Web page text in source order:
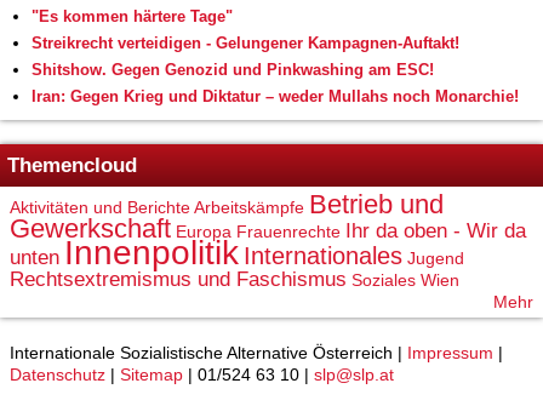
"Es kommen härtere Tage"
Streikrecht verteidigen - Gelungener Kampagnen-Auftakt!
Shitshow. Gegen Genozid und Pinkwashing am ESC!
Iran: Gegen Krieg und Diktatur – weder Mullahs noch Monarchie!
Themencloud
Aktivitäten und BerichteArbeitskämpfe Betrieb und
Gewerkschaft Europa Frauenrechte Ihr da oben - Wir da
unten Innenpolitik Internationales Jugend
Rechtsextremismus und Faschismus Soziales Wien
Mehr
Internationale Sozialistische Alternative Österreich | Impressum |
Datenschutz | Sitemap | 01/524 63 10 | slp@slp.at